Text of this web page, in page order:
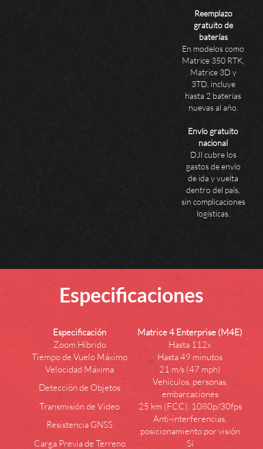
Reemplazo
gratuito de
baterías
En modelos como
Matrice 350 RTK,
Matrice 3D y
3TD, incluye
hasta 2 baterías
nuevas al año.
Envío gratuito
nacional
DJI cubre los
gastos de envío
de ida y vuelta
dentro del país,
sin complicaciones
logísticas.
Especificaciones
Especificación
Matrice 4 Enterprise (M4E)
Zoom Híbrido
Hasta 112x
Tiempo de Vuelo Máximo
Hasta 49 minutos
Velocidad Máxima
21 m/s (47 mph)
Detección de Objetos
Vehículos, personas,
embarcaciones
Transmisión de Video
25 km (FCC), 1080p/30fps
Resistencia GNSS
Anti-interferencias,
posicionamiento por visión
Carga Previa de Terreno
Sí